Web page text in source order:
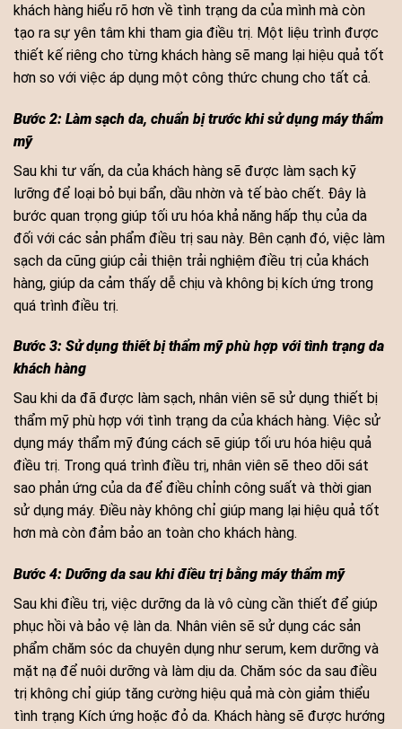
khách hàng hiểu rõ hơn về tình trạng da của mình mà còn
tạo ra sự yên tâm khi tham gia điều trị. Một liệu trình được
thiết kế riêng cho từng khách hàng sẽ mang lại hiệu quả tốt
hơn so với việc áp dụng một công thức chung cho tất cả.
Bước 2: Làm sạch da, chuẩn bị trước khi sử dụng máy thẩm
mỹ
Sau khi tư vấn, da của khách hàng sẽ được làm sạch kỹ
lưỡng để loại bỏ bụi bẩn, dầu nhờn và tế bào chết. Đây là
bước quan trọng giúp tối ưu hóa khả năng hấp thụ của da
đối với các sản phẩm điều trị sau này. Bên cạnh đó, việc làm
sạch da cũng giúp cải thiện trải nghiệm điều trị của khách
hàng, giúp da cảm thấy dễ chịu và không bị kích ứng trong
quá trình điều trị.
Bước 3: Sử dụng thiết bị thẩm mỹ phù hợp với tình trạng da
khách hàng
Sau khi da đã được làm sạch, nhân viên sẽ sử dụng thiết bị
thẩm mỹ phù hợp với tình trạng da của khách hàng. Việc sử
dụng máy thẩm mỹ đúng cách sẽ giúp tối ưu hóa hiệu quả
điều trị. Trong quá trình điều trị, nhân viên sẽ theo dõi sát
sao phản ứng của da để điều chỉnh công suất và thời gian
sử dụng máy. Điều này không chỉ giúp mang lại hiệu quả tốt
hơn mà còn đảm bảo an toàn cho khách hàng.
Bước 4: Dưỡng da sau khi điều trị bằng máy thẩm mỹ
Sau khi điều trị, việc dưỡng da là vô cùng cần thiết để giúp
phục hồi và bảo vệ làn da. Nhân viên sẽ sử dụng các sản
phẩm chăm sóc da chuyên dụng như serum, kem dưỡng và
mặt nạ để nuôi dưỡng và làm dịu da. Chăm sóc da sau điều
trị không chỉ giúp tăng cường hiệu quả mà còn giảm thiểu
tình trạng Kích ứng hoặc đỏ da. Khách hàng sẽ được hướng